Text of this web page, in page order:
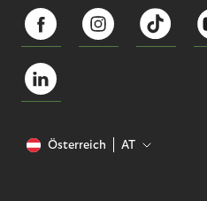
Österreich AT